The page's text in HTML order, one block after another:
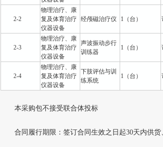
2-2
物理治疗、康
复及体育治疗
仪器设备
经颅磁治疗仪 1（台）
2-3
物理治疗、康
复及体育治疗
仪器设备
声波振动步行
训练器
1（台）
2-4
物理治疗、康
复及体育治疗
仪器设备
下肢评估与训
练系统
1（台）
本采购包不接受联合体投标
合同履行期限：签订合同生效之日起30天内供货